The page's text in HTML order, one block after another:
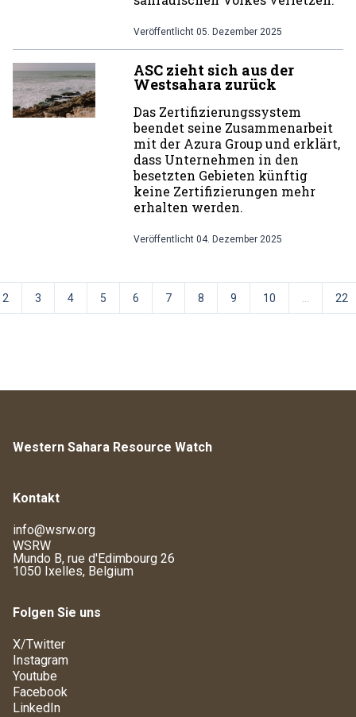
Veröffentlicht 05. Dezember 2025
ASC zieht sich aus der
Westsahara zurück
Das Zertifizierungssystem
beendet seine Zusammenarbeit
mit der Azura Group und erklärt,
dass Unternehmen in den
besetzten Gebieten künftig
keine Zertifizierungen mehr
erhalten werden.
Veröffentlicht 04. Dezember 2025
2 3 4 5 6 7 8 9 10 22
Western Sahara Resource Watch
Kontakt
info@wsrw.org
WSRW
Mundo B, rue d'Edimbourg 26
1050 Ixelles, Belgium
Folgen Sie uns
X/Twitter
Instagram
Youtube
Facebook
LinkedIn